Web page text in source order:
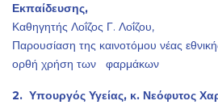
Εκπαίδευσης,
Καθηγητής Λοΐζος Γ. Λοΐζου,
Παρουσίαση της καινοτόμου νέας
ορθή χρήση των φαρμάκων
2. Υπουργός Υγείας, κ. Νεόφυτος